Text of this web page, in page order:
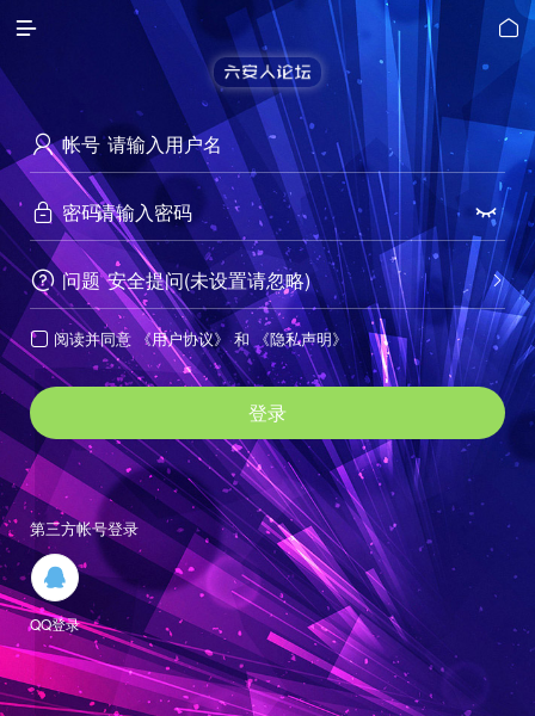
 
 帐号
 密码 
 问题 
安全提问(未设置请忽略)
 阅读并同意 《用户协议》 和 《隐私声明》
登录
第三方帐号登录

QQ登录